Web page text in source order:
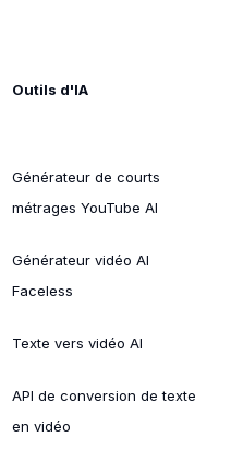
Outils d'IA
Générateur de courts
métrages YouTube AI
Générateur vidéo AI
Faceless
Texte vers vidéo AI
API de conversion de texte
en vidéo